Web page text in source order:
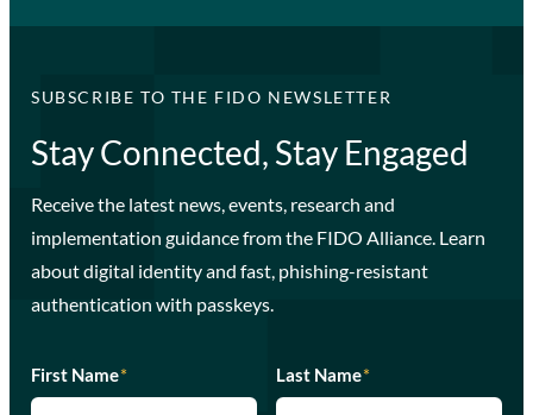
SUBSCRIBE TO THE FIDO NEWSLETTER
Stay Connected, Stay Engaged
Receive the latest news, events, research and
implementation guidance from the FIDO Alliance. Learn
about digital identity and fast, phishing-resistant
authentication with passkeys.
First Name* Last Name*